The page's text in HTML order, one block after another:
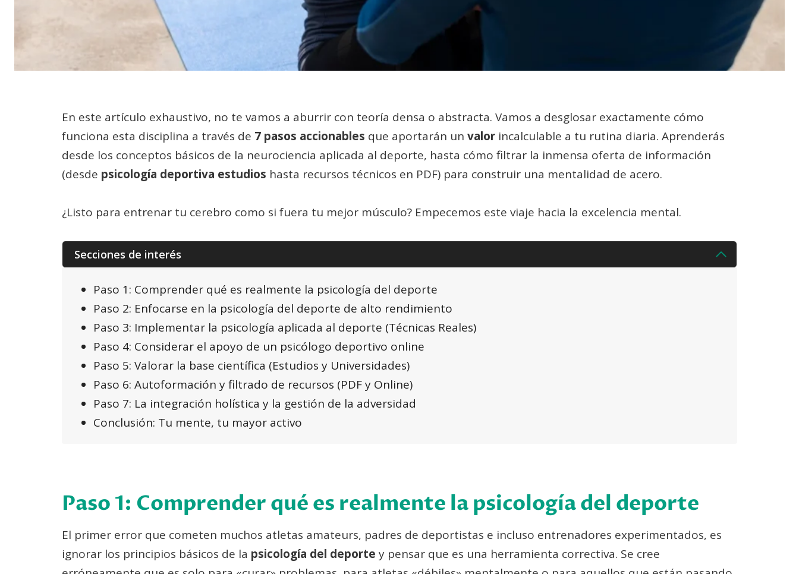
En este artículo exhaustivo, no te vamos a aburrir con teoría densa o abstracta. Vamos a desglosar exactamente cómo
funciona esta disciplina a través de 7 pasos accionables que aportarán un valor incalculable a tu rutina diaria. Aprenderás
desde los conceptos básicos de la neurociencia aplicada al deporte, hasta cómo filtrar la inmensa oferta de información
(desde psicología deportiva estudios hasta recursos técnicos en PDF) para construir una mentalidad de acero.
¿Listo para entrenar tu cerebro como si fuera tu mejor músculo? Empecemos este viaje hacia la excelencia mental.
Secciones de interés
Paso 1: Comprender qué es realmente la psicología del deporte
Paso 2: Enfocarse en la psicología del deporte de alto rendimiento
Paso 3: Implementar la psicología aplicada al deporte (Técnicas Reales)
Paso 4: Considerar el apoyo de un psicólogo deportivo online
Paso 5: Valorar la base científica (Estudios y Universidades)
Paso 6: Autoformación y filtrado de recursos (PDF y Online)
Paso 7: La integración holística y la gestión de la adversidad
Conclusión: Tu mente, tu mayor activo
Paso 1: Comprender qué es realmente la psicología del deporte
El primer error que cometen muchos atletas amateurs, padres de deportistas e incluso entrenadores experimentados, es
ignorar los principios básicos de la psicología del deporte y pensar que es una herramienta correctiva. Se cree